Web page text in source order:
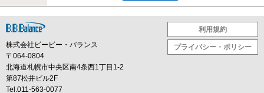
株式会社ビービー・バランス
〒064-0804
北海道札幌市中央区南4条西1丁目1-2
第87松井ビル2F
Tel.011-563-0077
利用規約
プライバシー・ポリシー